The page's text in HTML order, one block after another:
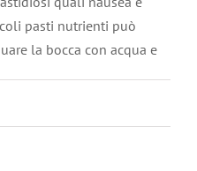
pasti nutrienti può
la bocca con acqua e